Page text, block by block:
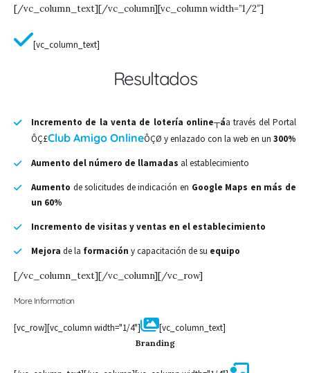
[/vc_column_text][/vc_column][vc_column width=”1/2″]
[vc_column_text]
Resultados
Incremento de la venta de lotería online┬áa través del Portal
ÔÇ£Club Amigo OnlineÔÇØ y enlazado con la web en un 300%
Aumento del número de llamadas al establecimiento
Aumento de solicitudes de indicación en Google Maps en más de
un 60%
Incremento de visitas y ventas en el establecimiento
Mejora de la formación y capacitación de su equipo
[/vc_column_text][/vc_column][/vc_row]
More Information
[vc_row][vc_column width="1/4"] [vc_column_text]
Branding